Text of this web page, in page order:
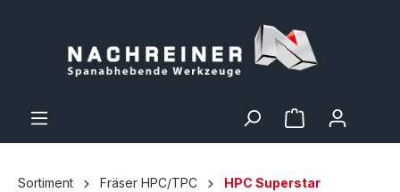
Sortiment Fräser HPC/TPC HPC Superstar